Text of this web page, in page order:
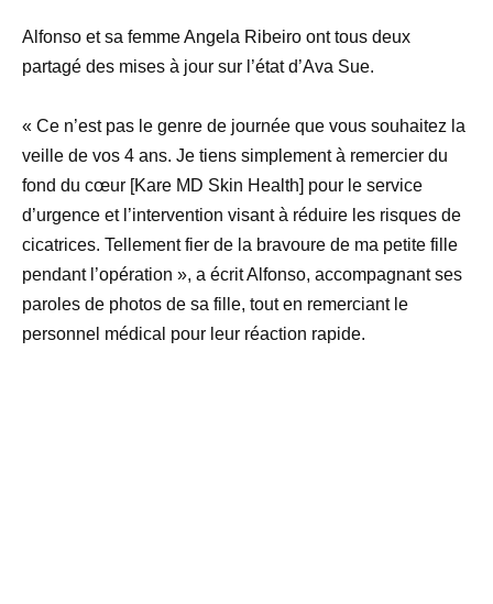
Alfonso et sa femme Angela Ribeiro ont tous deux
partagé des mises à jour sur l’état d’Ava Sue.
« Ce n’est pas le genre de journée que vous souhaitez la
veille de vos 4 ans. Je tiens simplement à remercier du
fond du cœur [Kare MD Skin Health] pour le service
d’urgence et l’intervention visant à réduire les risques de
cicatrices. Tellement fier de la bravoure de ma petite fille
pendant l’opération », a écrit Alfonso, accompagnant ses
paroles de photos de sa fille, tout en remerciant le
personnel médical pour leur réaction rapide.